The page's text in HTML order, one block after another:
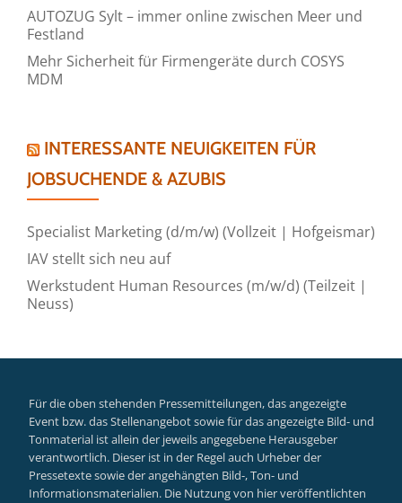
AUTOZUG Sylt – immer online zwischen Meer und
Festland
Mehr Sicherheit für Firmengeräte durch COSYS
MDM
INTERESSANTE NEUIGKEITEN FÜR
JOBSUCHENDE & AZUBIS
Specialist Marketing (d/m/w) (Vollzeit | Hofgeismar)
IAV stellt sich neu auf
Werkstudent Human Resources (m/w/d) (Teilzeit |
Neuss)
Für die oben stehenden Pressemitteilungen, das angezeigte
Event bzw. das Stellenangebot sowie für das angezeigte Bild- und
Tonmaterial ist allein der jeweils angegebene Herausgeber
verantwortlich. Dieser ist in der Regel auch Urheber der
Pressetexte sowie der angehängten Bild-, Ton- und
Informationsmaterialien. Die Nutzung von hier veröffentlichten